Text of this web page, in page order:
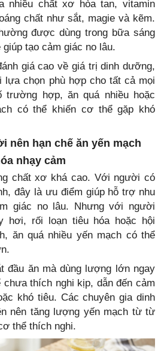
nhiều chất xơ hòa tan, vitamin
chất như sắt, magie và kẽm.
được dùng trong bữa sáng
tạo cảm giác no lâu.
giá cao về giá trị dinh dưỡng,
lựa chọn phù hợp cho tất cả mọi
trường hợp, ăn quá nhiều hoặc
có thể khiến cơ thể gặp khó
nên hạn chế ăn yến mạch
nhạy cảm
chất xơ khá cao. Với người có
đây là ưu điểm giúp hỗ trợ nhu
giác no lâu. Nhưng với người
hơi, rối loạn tiêu hóa hoặc hội
ăn quá nhiều yến mạch có thể
đầu ăn mà dùng lượng lớn ngay
thích nghi kịp, dẫn đến cảm
khó tiêu. Các chuyên gia dinh
nên tăng lượng yến mạch từ từ
thể thích nghi.